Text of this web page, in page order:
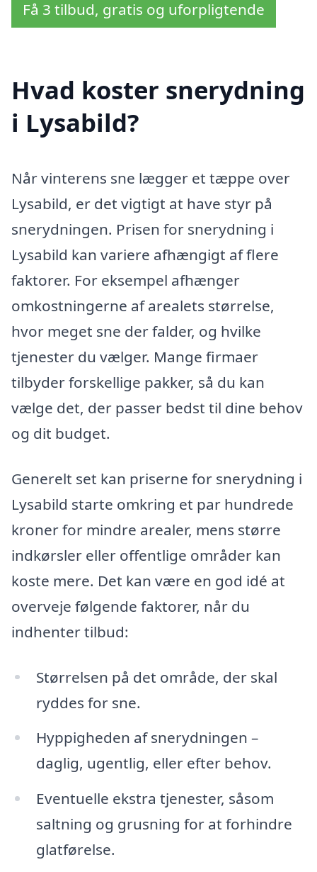
Få 3 tilbud, gratis og uforpligtende
Hvad koster snerydning
i Lysabild?
Når vinterens sne lægger et tæppe over
Lysabild, er det vigtigt at have styr på
snerydningen. Prisen for snerydning i
Lysabild kan variere afhængigt af flere
faktorer. For eksempel afhænger
omkostningerne af arealets størrelse,
hvor meget sne der falder, og hvilke
tjenester du vælger. Mange firmaer
tilbyder forskellige pakker, så du kan
vælge det, der passer bedst til dine behov
og dit budget.
Generelt set kan priserne for snerydning i
Lysabild starte omkring et par hundrede
kroner for mindre arealer, mens større
indkørsler eller offentlige områder kan
koste mere. Det kan være en god idé at
overveje følgende faktorer, når du
indhenter tilbud:
Størrelsen på det område, der skal
ryddes for sne.
Hyppigheden af snerydningen –
daglig, ugentlig, eller efter behov.
Eventuelle ekstra tjenester, såsom
saltning og grusning for at forhindre
glatførelse.